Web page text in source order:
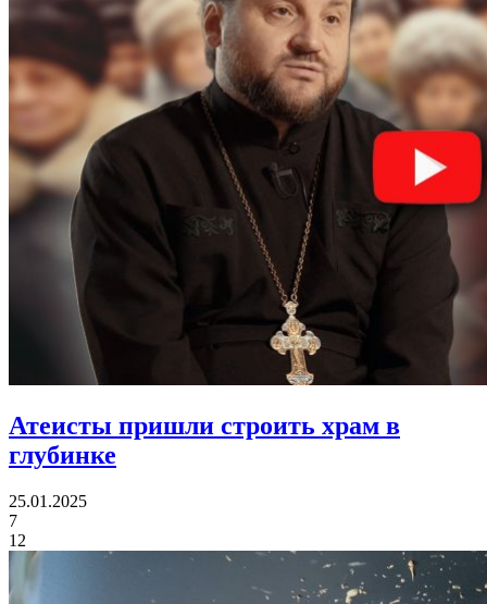
Атеисты пришли строить храм в
глубинке
25.01.2025
7
12